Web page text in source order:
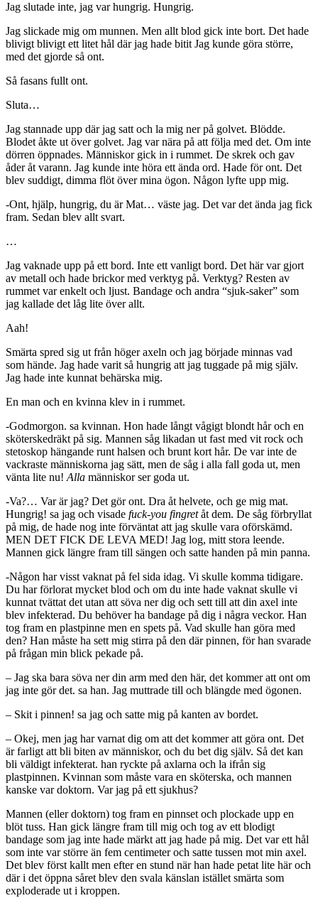
Jag slutade inte, jag var hungrig. Hungrig.
Jag slickade mig om munnen. Men allt blod gick inte bort. Det hade
blivigt blivigt ett litet hål där jag hade bitit Jag kunde göra större,
med det gjorde så ont.
Så fasans fullt ont.
Sluta…
Jag stannade upp där jag satt och la mig ner på golvet. Blödde.
Blodet åkte ut över golvet. Jag var nära på att följa med det. Om inte
dörren öppnades. Människor gick in i rummet. De skrek och gav
åder åt varann. Jag kunde inte höra ett ända ord. Hade för ont. Det
blev suddigt, dimma flöt över mina ögon. Någon lyfte upp mig.
-Ont, hjälp, hungrig, du är Mat… väste jag. Det var det ända jag fick
fram. Sedan blev allt svart.
…
Jag vaknade upp på ett bord. Inte ett vanligt bord. Det här var gjort
av metall och hade brickor med verktyg på. Verktyg? Resten av
rummet var enkelt och ljust. Bandage och andra “sjuk-saker” som
jag kallade det låg lite över allt.
Aah!
Smärta spred sig ut från höger axeln och jag började minnas vad
som hände. Jag hade varit så hungrig att jag tuggade på mig själv.
Jag hade inte kunnat behärska mig.
En man och en kvinna klev in i rummet.
-Godmorgon. sa kvinnan. Hon hade långt vågigt blondt hår och en
sköterskedräkt på sig. Mannen såg likadan ut fast med vit rock och
stetoskop hängande runt halsen och brunt kort hår. De var inte de
vackraste människorna jag sätt, men de såg i alla fall goda ut, men
vänta lite nu! Alla människor ser goda ut.
-Va?… Var är jag? Det gör ont. Dra åt helvete, och ge mig mat.
Hungrig! sa jag och visade fuck-you fingretåt dem. De såg förbryllat
på mig, de hade nog inte förväntat att jag skulle vara oförskämd.
MEN DET FICK DE LEVA MED! Jag log, mitt stora leende.
Mannen gick längre fram till sängen och satte handen på min panna.
-Någon har visst vaknat på fel sida idag. Vi skulle komma tidigare.
Du har förlorat mycket blod och om du inte hade vaknat skulle vi
kunnat tvättat det utan att söva ner dig och sett till att din axel inte
blev infekterad. Du behöver ha bandage på dig i några veckor. Han
tog fram en plastpinne men en spets på. Vad skulle han göra med
den? Han måste ha sett mig stirra på den där pinnen, för han svarade
på frågan min blick pekade på.
– Jag ska bara söva ner din arm med den här, det kommer att ont om
jag inte gör det. sa han. Jag muttrade till och blängde med ögonen.
– Skit i pinnen! sa jag och satte mig på kanten av bordet.
– Okej, men jag har varnat dig om att det kommer att göra ont. Det
är farligt att bli biten av människor, och du bet dig själv. Så det kan
bli väldigt infekterat. han ryckte på axlarna och la ifrån sig
plastpinnen. Kvinnan som måste vara en sköterska, och mannen
kanske var doktorn. Var jag på ett sjukhus?
Mannen (eller doktorn) tog fram en pinnset och plockade upp en
blöt tuss. Han gick längre fram till mig och tog av ett blodigt
bandage som jag inte hade märkt att jag hade på mig. Det var ett hål
som inte var större än fem centimeter och satte tussen mot min axel.
Det blev först kallt men efter en stund när han hade petat lite här och
där i det öppna såret blev den svala känslan istället smärta som
exploderade ut i kroppen.